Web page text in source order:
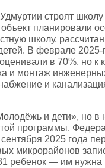
строят
планировали
школу,
В феврале
в 70%, но к
и монтаж
и
и дети», но в
программы.
2025 года
микрорайонов
ребенок — им нужна